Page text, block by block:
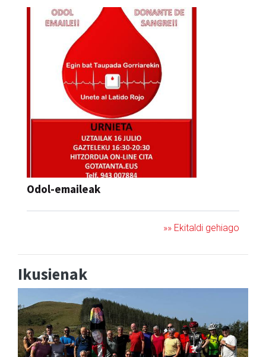
Odol-emaileak
»» Ekitaldi gehiago
Ikusienak